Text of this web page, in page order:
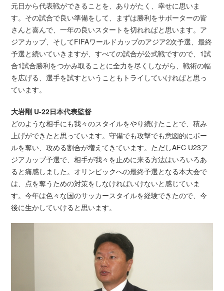
元日から代表戦ができることを、ありがたく、幸せに思いま
す。その試合で良い準備をして、まずは勝利をサポーターの皆
さんと喜んで、一年の良いスタートを切れればと思います。ア
ジアカップ、そしてFIFAワールドカップのアジア2次予選、最終
予選と続いていきますが、すべての試合が公式戦ですので、1試
合1試合勝利をつかみ取ることに全力を尽くしながら、戦術の幅
を広げる、選手を試すということもトライしていければと思っ
ています。
大岩剛 U-22日本代表監督
どのような相手にも我々のスタイルをやり続けたことで、積み
上げができたと思っています。守備でも攻撃でも意図的にボー
ルを奪い、攻める割合が増えてきています。ただしAFC U23ア
ジアカップ予選で、相手が我々を止めに来る方法はいろいろあ
ると痛感しました。オリンピックへの最終予選となる本大会で
は、点を奪うための対策をしなければいけないと感じていま
す。今年は色々な国のサッカースタイルを経験できたので、今
後に生かしていけると思います。